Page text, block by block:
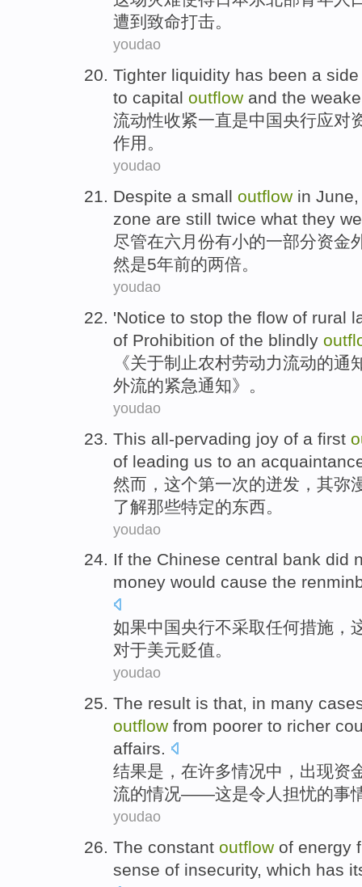
遭到致命打击。
youdao
Tighter liquidity has been a
to capital outflow and the
流动性收紧一直是中国央行应对
作用 。
youdao
Despite a small outflow in June
zone are still twice what they
尽管在六月份有小的一部分资金
然是5年前的两倍。
youdao
'Notice to stop the flow of rural
of Prohibition of the blindly
《关于制止农村劳动力流动的通
外流的紧急通知》。
youdao
This all-pervading joy of a first
of leading us to an
然而 ， 这个第一次的迸发 ，其弥
了解那些特定的东西。
youdao
If the Chinese central bank did
money would cause the
如果中国央行不采取任何措施，
对于美元贬值。
youdao
The result is that, in many
outflow from poorer to richer
affairs.
结果是 ， 在许多情况中， 出现资
流的情况——这是令人 担忧的事
youdao
The constant outflow of energy
sense of insecurity, which has